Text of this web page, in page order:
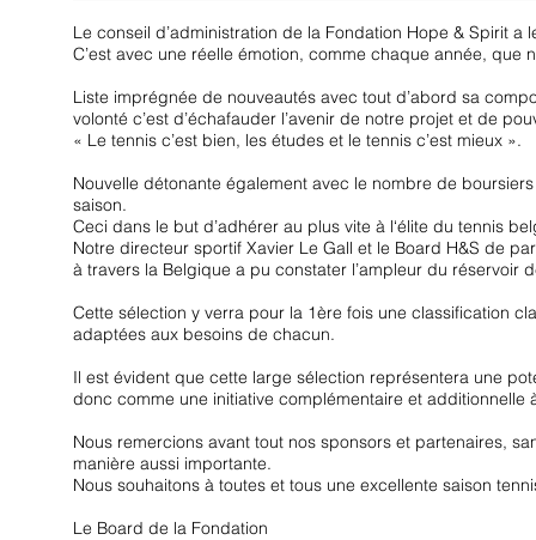
Le conseil d’administration de la Fondation Hope & Spirit
C’est avec une réelle émotion, comme chaque année,
Liste imprégnée de nouveautés avec tout d’abord sa
volonté c’est d’échafauder l’avenir de notre projet et de
« Le tennis c’est bien, les études et le tennis c’est mieux ».
Nouvelle détonante également avec le nombre de
saison.
Ceci dans le but d’adhérer au plus vite à l‘élite du tennis
Notre directeur sportif Xavier Le Gall et le Board H&S de
à travers la Belgique a pu constater l’ampleur du réservoir
Cette sélection y verra pour la 1ère fois une classification
adaptées aux besoins de chacun.
Il est évident que cette large sélection représentera une
donc comme une initiative complémentaire et additionnelle
Nous remercions avant tout nos sponsors et partenaires,
manière aussi importante.
Nous souhaitons à toutes et tous une excellente saison
Le Board de la Fondation